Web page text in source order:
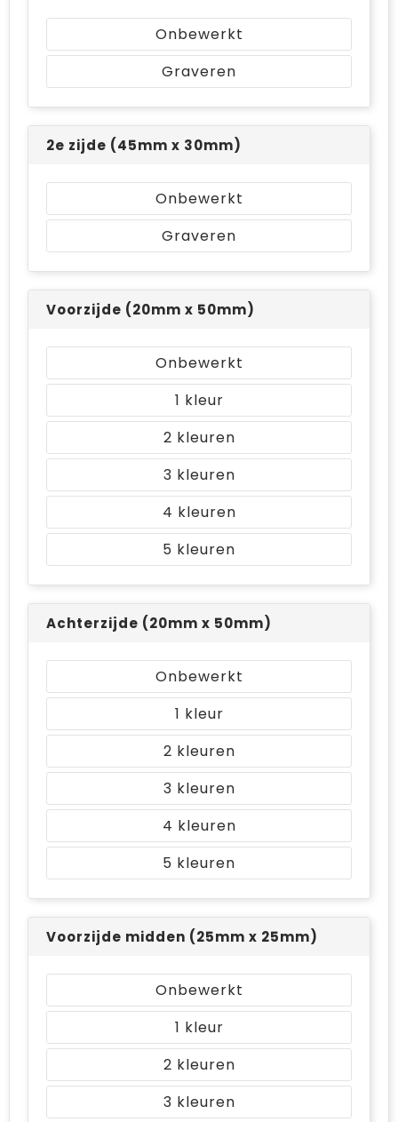
Bodywarmers
Ondergoed en Sokken
Jute tassen
Laptop hoezen en tassen
Tablettassen
Onbewerkt
Graveren
2e zijde (45mm x 30mm)
Onbewerkt
Graveren
Voorzijde (20mm x 50mm)
Onbewerkt
1
2
3
4
5
Achterzijde (20mm x 50mm)
Onbewerkt
1
2
3
4
5
Voorzijde midden (25mm x 25mm)
Onbewerkt
1
2
3